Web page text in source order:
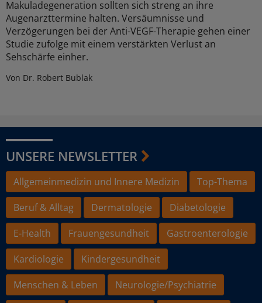
Makuladegeneration sollten sich streng an ihre
Augenarzttermine halten. Versäumnisse und
Verzögerungen bei der Anti-VEGF-Therapie gehen einer
Studie zufolge mit einem verstärkten Verlust an
Sehschärfe einher.
Von Dr. Robert Bublak
UNSERE NEWSLETTER
Allgemeinmedizin und Innere Medizin
Top-Thema
Beruf & Alltag
Dermatologie
Diabetologie
E-Health
Frauengesundheit
Gastroenterologie
Kardiologie
Kindergesundheit
Menschen & Leben
Neurologie/Psychiatrie